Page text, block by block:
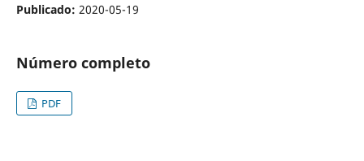
Publicado: 2020-05-19
Número completo
PDF